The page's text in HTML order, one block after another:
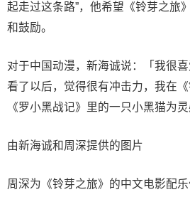
起走过这条路”，他希望《铃芽之旅
和鼓励。
对于中国动漫，新海诚说：「我很
看了以后，觉得很有冲击力，我在
《罗小黑战记》里的一只小黑猫为灵
由新海诚和周深提供的图片
周深为《铃芽之旅》的中文电影配乐